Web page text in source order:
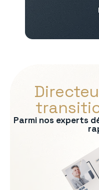
Parmi nos experts